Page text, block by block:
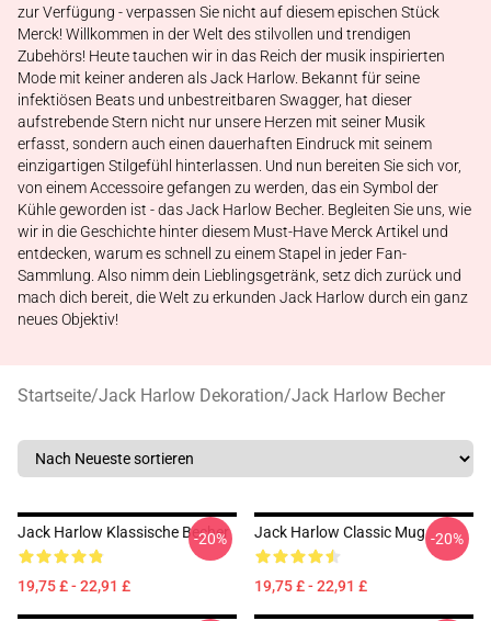
zur Verfügung - verpassen Sie nicht auf diesem epischen Stück
Merck! Willkommen in der Welt des stilvollen und trendigen
Zubehörs! Heute tauchen wir in das Reich der musik inspirierten
Mode mit keiner anderen als Jack Harlow. Bekannt für seine
infektiösen Beats und unbestreitbaren Swagger, hat dieser
aufstrebende Stern nicht nur unsere Herzen mit seiner Musik
erfasst, sondern auch einen dauerhaften Eindruck mit seinem
einzigartigen Stilgefühl hinterlassen. Und nun bereiten Sie sich vor,
von einem Accessoire gefangen zu werden, das ein Symbol der
Kühle geworden ist - das Jack Harlow Becher. Begleiten Sie uns, wie
wir in die Geschichte hinter diesem Must-Have Merck Artikel und
entdecken, warum es schnell zu einem Stapel in jeder Fan-
Sammlung. Also nimm dein Lieblingsgetränk, setz dich zurück und
mach dich bereit, die Welt zu erkunden Jack Harlow durch ein ganz
neues Objektiv!
Startseite/Jack Harlow Dekoration/Jack Harlow Becher
Jack Harlow Klassische Becher
19,75 £ - 22,91 £
-20% Jack Harlow Classic Mug
19,75 £ - 22,91 £
-20%